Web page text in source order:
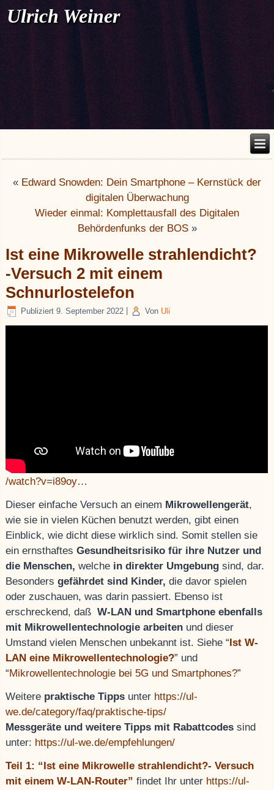
Ulrich Weiner
« Edward Snowden: Dein Smartphone – Kernstück der
digitalen Überwachung
Wieder einmal: Komplettausfall des Digitalen
Behördenfunks der BOS»
Ist eine Mikrowelle strahlendicht?
-Versuch 2 mit einem
Schnurlostelefon
Publiziert 9. September 2022 Von Uli
/watch?v=i89oy…
Dieser einfache Versuch an einem Mikrowellengerät,
wie sie in vielen Küchen benutzt werden, gibt einen
Einblick, wie dicht diese wirklich sind. Somit stellen sie
ein ernsthaftesGesundheitsrisiko für ihre Nutzer und
die Menschen, welche in direkter Umgebung sind, dar.
Besondersgefährdet sind Kinder,die davor spielen
oder zuschauen, was darin passiert. Ebenso ist
erschreckend, daßW-LAN und Smartphone ebenfalls
mit Mikrowellentechnologie arbeiten und dieser
Umstand vielen Menschen unbekannt ist. Siehe “Ist W-
LAN eine Mikrowellentechnologie?” und
“Mikrowellentechnologie bei 5G und Smartphones?”
Weitere praktische Tipps unter https://ul-
we.de/category/faq/praktische-tips/
Messgeräte und weitere Tipps mit Rabattcodes sind
unter: https://ul-we.de/empfehlungen/
Teil 1: “Ist eine Mikrowelle strahlendicht?- Versuch
mit einem W-LAN-Router” findet Ihr unter https://ul-